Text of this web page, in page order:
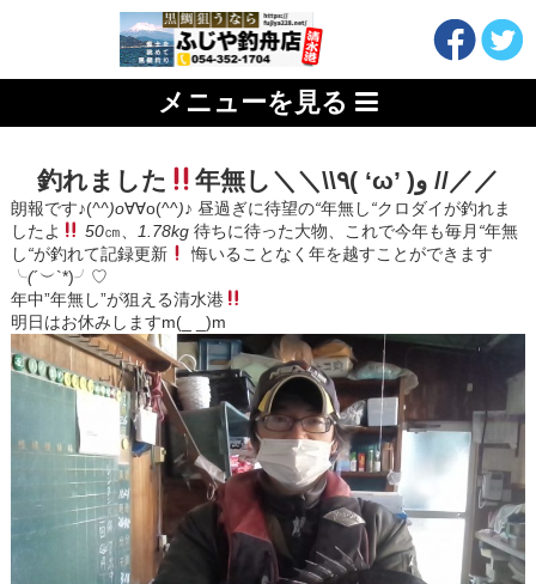
メニューを見る
釣れました 年無し＼＼\\٩( ‘ω’ )و //／／
朗報です♪(^^)o∀∀o(^^)♪ 昼過ぎに待望の“年無し“クロダイが釣れま
したよ
50㎝、 1.78kg 待ちに待った大物、これで今年も毎月 “年無
し“が釣れて記録更新
悔いることなく年を越すことができます
╰(´︶`*)╯♡
年中”年無し”が狙える清水港
明日はお休みしますm(_ _)m